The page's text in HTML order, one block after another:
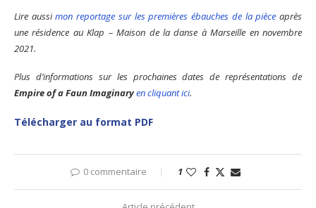
Lire aussimon reportage sur les premières ébauches de la pièce après
une résidence au Klap – Maison de la danse à Marseille en novembre
2021.
Plus d’informations sur les prochaines dates de représentations de
Empire of a Faun Imaginaryen cliquant ici.
Télécharger au format PDF
0 commentaire 1